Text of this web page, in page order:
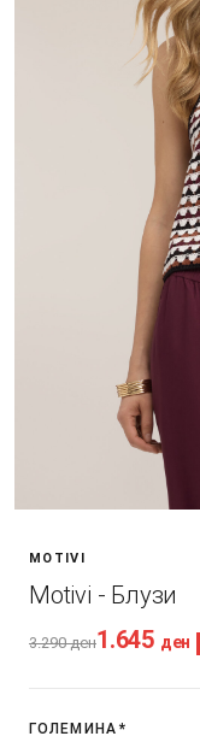
MOTIVI
Motivi - Блузи
3.290ден1.645 ден
ГОЛЕМИНА *